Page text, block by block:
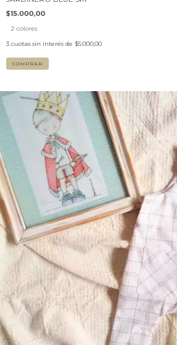
$15.000,00
2 colores
3 cuotas sin interés de $5.000,00
COMPRAR